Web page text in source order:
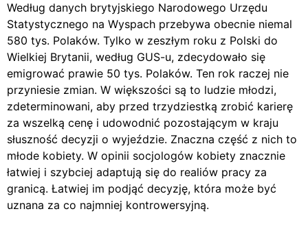
Według danych brytyjskiego Narodowego Urzędu
Statystycznego na Wyspach przebywa obecnie niemal
580 tys. Polaków. Tylko w zeszłym roku z Polski do
Wielkiej Brytanii, według GUS-u, zdecydowało się
emigrować prawie 50 tys. Polaków. Ten rok raczej nie
przyniesie zmian. W większości są to ludzie młodzi,
zdeterminowani, aby przed trzydziestką zrobić karierę
za wszelką cenę i udowodnić pozostającym w kraju
słuszność decyzji o wyjeździe. Znaczna część z nich to
młode kobiety. W opinii socjologów kobiety znacznie
łatwiej i szybciej adaptują się do realiów pracy za
granicą. Łatwiej im podjąć decyzję, która może być
uznana za co najmniej kontrowersyjną.